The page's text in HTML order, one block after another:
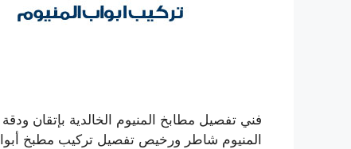
فني تفصيل مطابخ المنيوم الخالدية بإتقان
المنيوم شاطر ورخيص تفصيل تركيب مطبخ